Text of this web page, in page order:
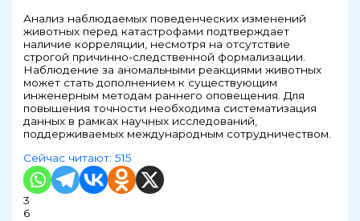
Анализ наблюдаемых поведенческих изменений
животных перед катастрофами подтверждает
наличие корреляции, несмотря на отсутствие
строгой причинно-следственной формализации.
Наблюдение за аномальными реакциями животных
может стать дополнением к существующим
инженерным методам раннего оповещения. Для
повышения точности необходима систематизация
данных в рамках научных исследований,
поддерживаемых международным сотрудничеством.
Сейчас читают: 515
3
6